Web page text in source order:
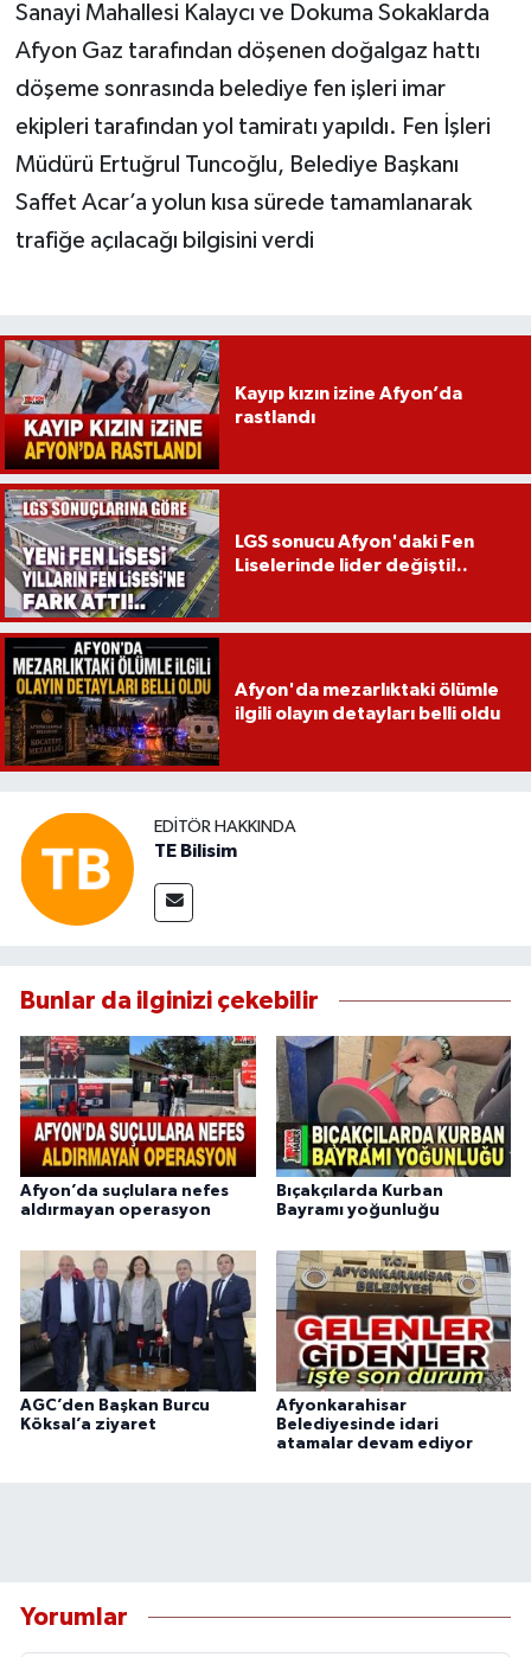
Sanayi Mahallesi Kalaycı ve Dokuma Sokaklarda
Afyon Gaz tarafından döşenen doğalgaz hattı
döşeme sonrasında belediye fen işleri imar
ekipleri tarafından yol tamiratı yapıldı. Fen İşleri
Müdürü Ertuğrul Tuncoğlu, Belediye Başkanı
Saffet Acar’a yolun kısa sürede tamamlanarak
trafiğe açılacağı bilgisini verdi
Kayıp kızın izine Afyon’da
rastlandı
LGS sonucu Afyon'daki Fen
Liselerinde lider değişti!..
Afyon'da mezarlıktaki ölümle
ilgili olayın detayları belli oldu
EDITÖR HAKKINDA
TE Bilisim
Bunlar da ilginizi çekebilir
Afyon’da suçlulara nefes
aldırmayan operasyon
Bıçakçılarda Kurban
Bayramı yoğunluğu
AGC’den Başkan Burcu
Köksal’a ziyaret
Afyonkarahisar
Belediyesinde idari
atamalar devam ediyor
Yorumlar